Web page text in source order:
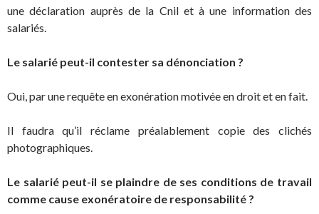
une déclaration auprès de la Cnil et à une information des
salariés.
Le salarié peut-il contester sa dénonciation ?
Oui, par une requête en exonération motivée en droit et en fait.
Il faudra qu’il réclame préalablement copie des clichés
photographiques.
Le salarié peut-il se plaindre de ses conditions de travail
comme cause exonératoire de responsabilité ?